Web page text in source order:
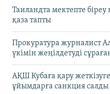
Таиландта мектепте
қаза тапты
Прокуратура журналист
үкімін жеңілдетуді
АҚШ Кубаға қару
ұйымдарға санкция салды